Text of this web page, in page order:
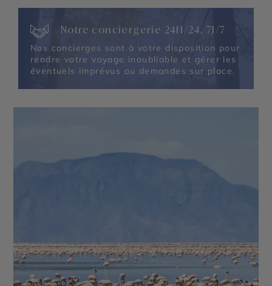
Notre conciergerie 24H/24, 7J/7
Nos concierges sont à votre disposition pour
rendre votre voyage inoubliable et gérer les
éventuels imprévus ou demandes sur place.